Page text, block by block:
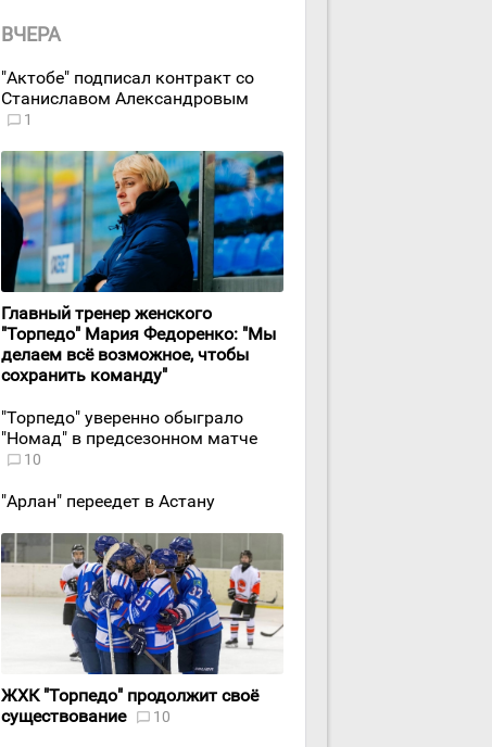
ВЧЕРА
"Актобе" подписал контракт со
Станиславом Александровым
1
Главный тренер женского
"Торпедо" Мария Федоренко: "Мы
делаем всё возможное, чтобы
сохранить команду"
"Торпедо" уверенно обыграло
"Номад" в предсезонном матче
10
"Арлан" переедет в Астану
ЖХК "Торпедо" продолжит своё
существование
10